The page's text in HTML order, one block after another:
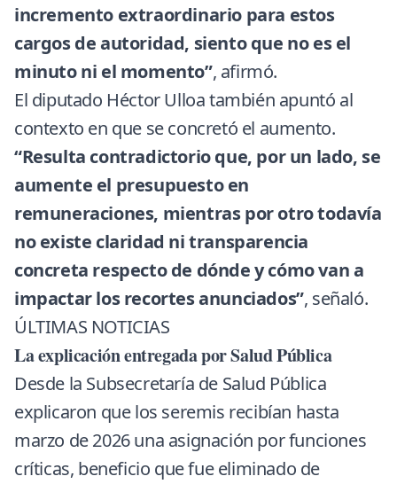
incremento extraordinario para estos
cargos de autoridad, siento que no es el
minuto ni el momento”, afirmó.
El diputado Héctor Ulloa también apuntó al
contexto en que se concretó el aumento.
“Resulta contradictorio que, por un lado, se
aumente el presupuesto en
remuneraciones, mientras por otro todavía
no existe claridad ni transparencia
concreta respecto de dónde y cómo van a
impactar los recortes anunciados”, señaló.
ÚLTIMAS NOTICIAS
La explicación entregada por Salud Pública
Desde la Subsecretaría de Salud Pública
explicaron que los seremis recibían hasta
marzo de 2026 una asignación por funciones
críticas, beneficio que fue eliminado de